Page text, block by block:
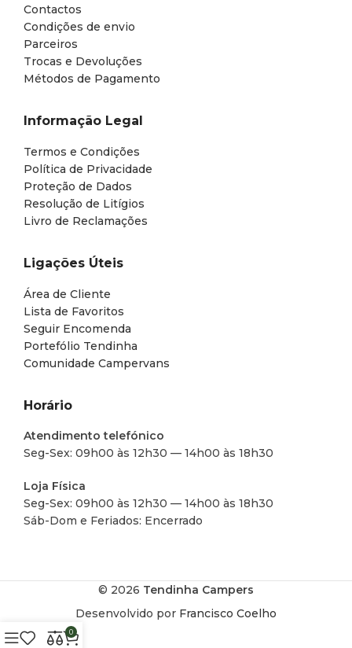
Contactos
Condições de envio
Parceiros
Trocas e Devoluções
Métodos de Pagamento
Informação Legal
Termos e Condições
Política de Privacidade
Proteção de Dados
Resolução de Litígios
Livro de Reclamações
Ligações Úteis
Área de Cliente
Lista de Favoritos
Seguir Encomenda
Portefólio Tendinha
Comunidade Campervans
Horário
Atendimento telefónico
Seg-Sex: 09h00 às 12h30 — 14h00 às 18h30
Loja Física
Seg-Sex: 09h00 às 12h30 — 14h00 às 18h30
Sáb-Dom e Feriados: Encerrado
© 2026 Tendinha Campers
Desenvolvido por Francisco Coelho
0